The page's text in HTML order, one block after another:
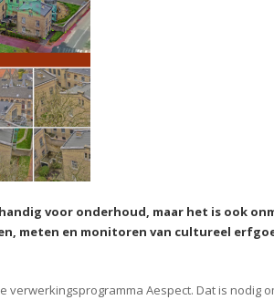
voor onderhoud, maar het is ook
meten en monitoren van cultureel
Aespect. Dat is nodig